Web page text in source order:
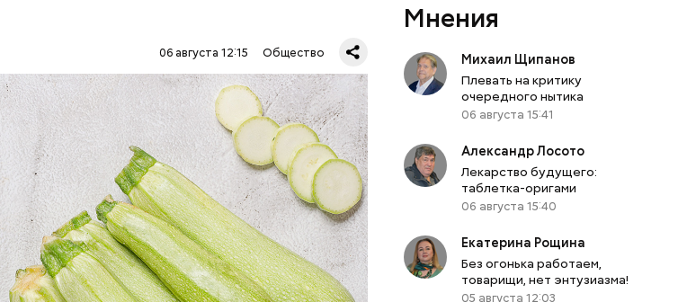
06 августа 12:15 Общество
сосуды под контролем и
нашего организма. Также
систему, успокаивает,
Мнения
Михаил Щипанов
Плевать на критику
очередного нытика
06 августа 15:41
Александр Лосото
Лекарство будущего:
таблетка-оригами
06 августа 15:40
Екатерина Рощина
Без огонька работаем,
товарищи, нет энтузиазма!
05 августа 12:03